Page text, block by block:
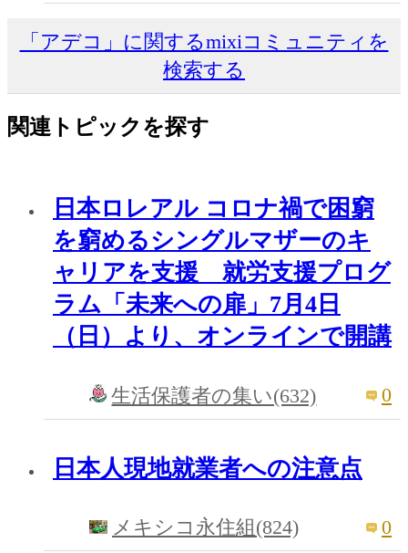
「アデコ」に関するmixiコミュニティを
検索する
関連トピックを探す
日本ロレアル コロナ禍で困窮
を窮めるシングルマザーのキ
ャリアを支援 就労支援プログ
ラム「未来への扉」7月4日
（日）より、オンラインで開講
生活保護者の集い(632) 0
日本人現地就業者への注意点
メキシコ永住組(824) 0